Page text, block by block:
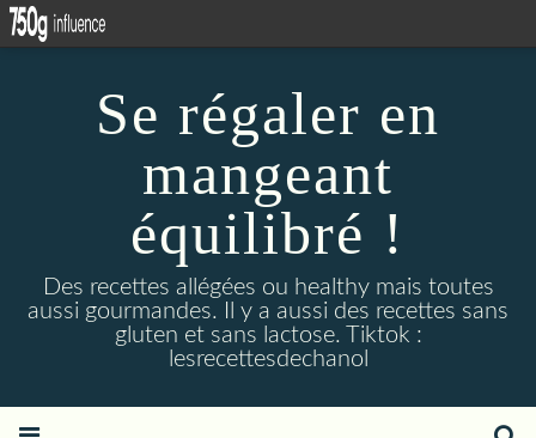
Se régaler en
mangeant
équilibré !
Des recettes allégées ou healthy mais toutes
aussi gourmandes. Il y a aussi des recettes sans
gluten et sans lactose. Tiktok :
lesrecettesdechanol